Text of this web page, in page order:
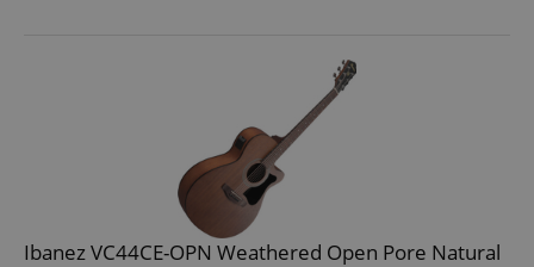
Ibanez VC44CE-OPN Weathered Open Pore Natural